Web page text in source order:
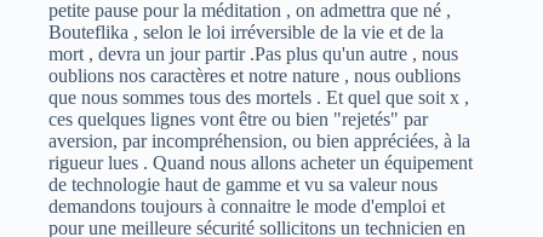
petite pause pour la méditation , on admettra que né ,
Bouteflika , selon le loi irréversible de la vie et de la
mort , devra un jour partir .Pas plus qu'un autre , nous
oublions nos caractères et notre nature , nous oublions
que nous sommes tous des mortels . Et quel que soit x ,
ces quelques lignes vont être ou bien "rejetés" par
aversion, par incompréhension, ou bien appréciées, à la
rigueur lues . Quand nous allons acheter un équipement
de technologie haut de gamme et vu sa valeur nous
demandons toujours à connaitre le mode d'emploi et
pour une meilleure sécurité sollicitons un technicien en